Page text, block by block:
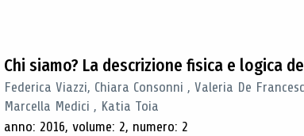
ricerca
Chi siamo? La descrizione fisica e logica
Federica Viazzi, Chiara Consonni , Valeria De
Marcella Medici , Katia Toia
anno: 2016, volume: 2, numero: 2